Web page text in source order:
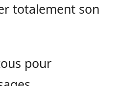
totalement son
pour